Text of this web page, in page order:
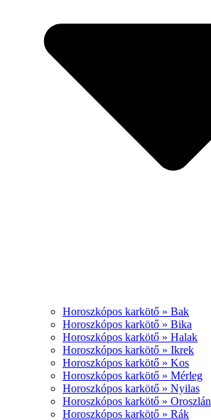
Horoszkópos karkötő » Bak
Horoszkópos karkötő » Bika
Horoszkópos karkötő » Halak
Horoszkópos karkötő » Ikrek
Horoszkópos karkötő » Kos
Horoszkópos karkötő » Mérleg
Horoszkópos karkötő » Nyilas
Horoszkópos karkötő » Oroszlán
Horoszkópos karkötő » Rák